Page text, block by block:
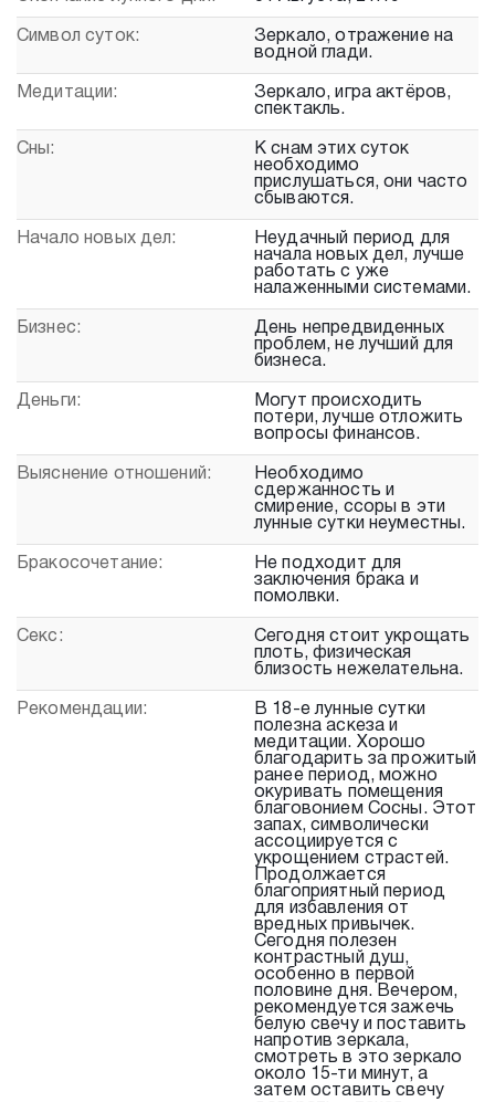
Символ суток:
Зеркало, отражение на
водной глади.
Медитации:
Зеркало, игра актёров,
спектакль.
Сны:
К снам этих суток
необходимо
прислушаться, они часто
сбываются.
Начало новых дел:
Неудачный период для
начала новых дел, лучше
работать с уже
налаженными системами.
Бизнес:
День непредвиденных
проблем, не лучший для
бизнеса.
Деньги:
Могут происходить
потери, лучше отложить
вопросы финансов.
Выяснение отношений:
Необходимо
сдержанность и
смирение, ссоры в эти
лунные сутки неуместны.
Бракосочетание:
Не подходит для
заключения брака и
помолвки.
Секс:
Сегодня стоит укрощать
плоть, физическая
близость нежелательна.
Рекомендации:
В 18-е лунные сутки
полезна аскеза и
медитации. Хорошо
благодарить за прожитый
ранее период, можно
окуривать помещения
благовонием Сосны. Этот
запах, символически
ассоциируется с
укрощением страстей.
Продолжается
благоприятный период
для избавления от
вредных привычек.
Сегодня полезен
контрастный душ,
особенно в первой
половине дня. Вечером,
рекомендуется зажечь
белую свечу и поставить
напротив зеркала,
смотреть в это зеркало
около 15-ти минут, а
затем оставить свечу